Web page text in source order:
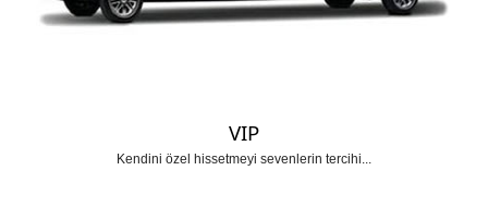
VIP
Kendini özel hissetmeyi sevenlerin tercihi...